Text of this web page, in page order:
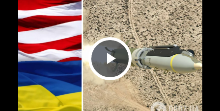
Play Video